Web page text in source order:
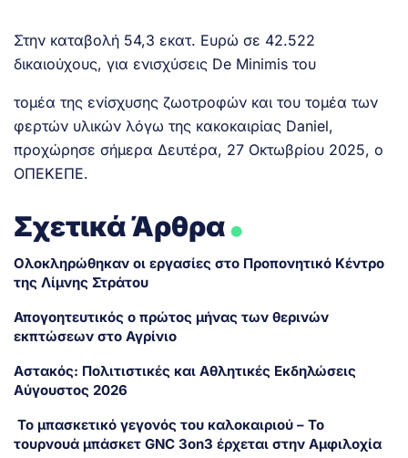
Στην καταβολή 54,3 εκατ. Ευρώ σε 42.522
δικαιούχους, για ενισχύσεις De Minimis του
τομέα της ενίσχυσης ζωοτροφών και του τομέα των
φερτών υλικών λόγω της κακοκαιρίας Daniel,
προχώρησε σήμερα Δευτέρα, 27 Οκτωβρίου 2025, ο
ΟΠΕΚΕΠΕ.
Σχετικά Άρθρα.
Ολοκληρώθηκαν οι εργασίες στο Προπονητικό Κέντρο
της Λίμνης Στράτου
Απογοητευτικός ο πρώτος μήνας των θερινών
εκπτώσεων στο Αγρίνιο
Αστακός: Πολιτιστικές και Αθλητικές Εκδηλώσεις
Αύγουστος 2026
Το μπασκετικό γεγονός του καλοκαιριού – Το
τουρνουά μπάσκετ GNC 3on3 έρχεται στην Αμφιλοχία